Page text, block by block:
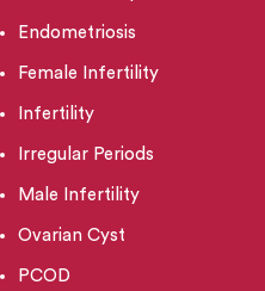
Endometriosis
Female Infertility
Infertility
Irregular Periods
Male Infertility
Ovarian Cyst
PCOD